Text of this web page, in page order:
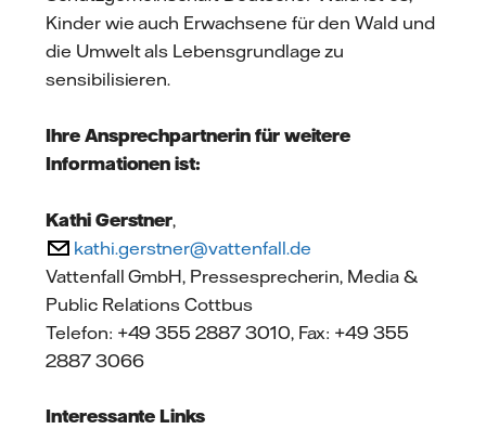
Kinder wie auch Erwachsene für den Wald und
die Umwelt als Lebensgrundlage zu
sensibilisieren.
Ihre Ansprechpartnerin für weitere
Informationen ist:
Kathi Gerstner,
kathi.gerstner@vattenfall.de
Vattenfall GmbH, Pressesprecherin, Media &
Public Relations Cottbus
Telefon: +49 355 2887 3010, Fax: +49 355
2887 3066
Interessante Links